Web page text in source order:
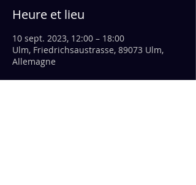
Heure et lieu
10 sept. 2023, 12:00 – 18:00
Ulm, Friedrichsaustrasse, 89073 Ulm,
Allemagne